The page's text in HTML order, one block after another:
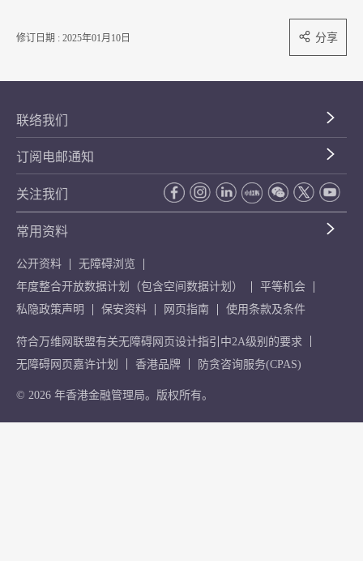
修订日期 : 2025年01月10日 分享
联络我们
订阅电邮通知
关注我们
常用资料
公开资料
无障碍浏览
年度整合开放数据计划（包含空间数据计划）
平等机会
私隐政策声明
保安资料 网页指南 使用条款及条件
符合万维网联盟有关无障碍网页设计指引中2A级别的要求
无障碍网页嘉许计划
香港品牌 防贪咨询服务(CPAS)
© 2026 年香港金融管理局。版权所有。